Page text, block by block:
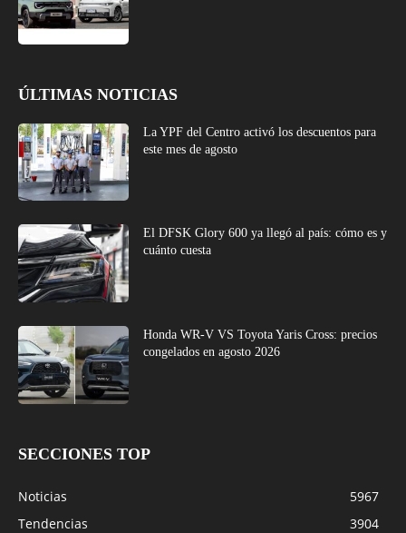
ÚLTIMAS NOTICIAS
La YPF del Centro activó los descuentos para
este mes de agosto
El DFSK Glory 600 ya llegó al país: cómo es y
cuánto cuesta
Honda WR-V VS Toyota Yaris Cross: precios
congelados en agosto 2026
SECCIONES TOP
Noticias
5967
Tendencias
3904